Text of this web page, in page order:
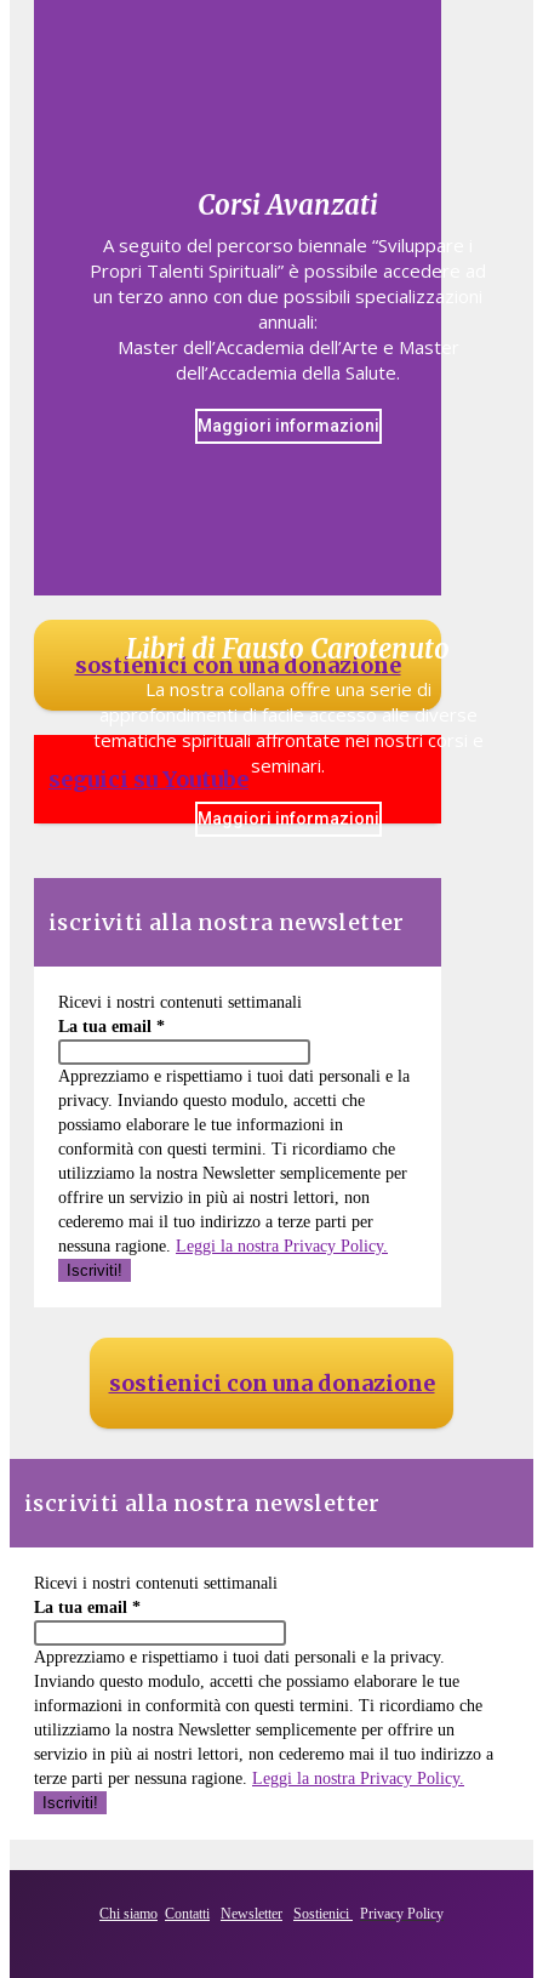
Corsi Avanzati
A seguito del percorso biennale “Sviluppare i
Propri Talenti Spirituali” è possibile accedere ad
un terzo anno con due possibili specializzazioni
annuali:
Master dell’Accademia dell’Arte e Master
dell’Accademia della Salute.
Maggiori informazioni
Libri di Fausto Carotenuto
La nostra collana offre una serie di
approfondimenti di facile accesso alle diverse
tematiche spirituali affrontate nei nostri corsi e
seminari.
Maggiori informazioni
sostienici con una donazione
seguici su Youtube
iscriviti alla nostra newsletter
Ricevi i nostri contenuti settimanali
La tua email *
Apprezziamo e rispettiamo i tuoi dati personali e la
privacy. Inviando questo modulo, accetti che
possiamo elaborare le tue informazioni in
conformità con questi termini. Ti ricordiamo che
utilizziamo la nostra Newsletter semplicemente per
offrire un servizio in più ai nostri lettori, non
cederemo mai il tuo indirizzo a terze parti per
nessuna ragione. Leggi la nostra Privacy Policy.
sostienici con una donazione
iscriviti alla nostra newsletter
Ricevi i nostri contenuti settimanali
La tua email *
Apprezziamo e rispettiamo i tuoi dati personali e la privacy.
Inviando questo modulo, accetti che possiamo elaborare le tue
informazioni in conformità con questi termini. Ti ricordiamo che
utilizziamo la nostra Newsletter semplicemente per offrire un
servizio in più ai nostri lettori, non cederemo mai il tuo indirizzo a
terze parti per nessuna ragione. Leggi la nostra Privacy Policy.
Chi siamo Contatti Newsletter Sostienici Privacy Policy